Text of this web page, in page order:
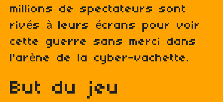
millions de spectateurs sont
rivés à leurs écrans pour voir
cette guerre sans merci dans
l'arène de la cyber-vachette.
But du jeu